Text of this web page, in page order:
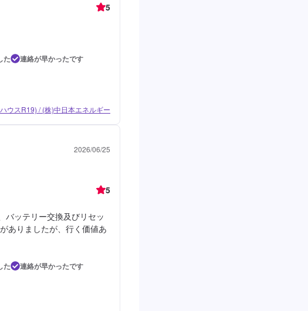
5
た
連絡が早かったです
ウスR19) / (株)中日本エネルギー
2026/06/25
5
バッテリー交換及びリセッ
ありましたが、行く価値あ
た
連絡が早かったです